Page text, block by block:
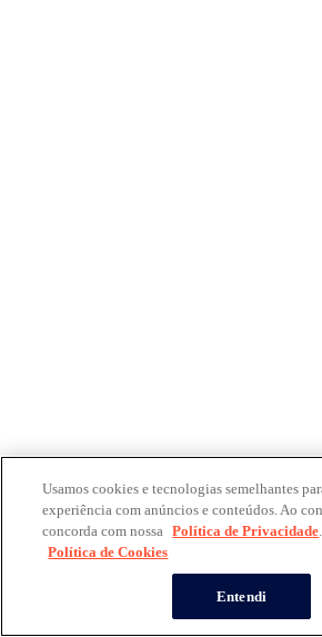
Usamos cookies e tecnologias semelhantes
experiência com anúncios e conteúdos. Ao
concorda com nossa Política de Privacidade
Política de Cookies
Entendi